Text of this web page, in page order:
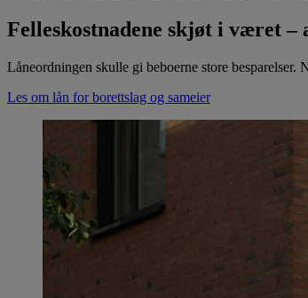
Felleskostnadene skjøt i været
Låneordningen skulle gi beboerne store besparelser.
Les om lån for borettslag og sameier